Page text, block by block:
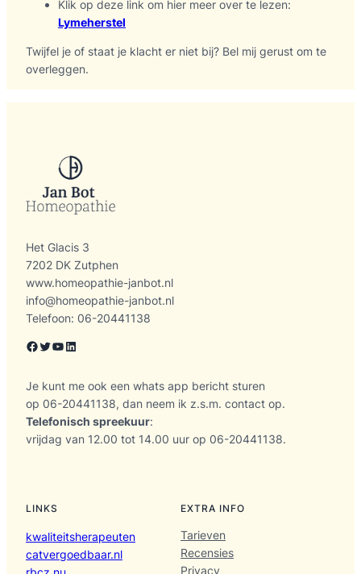
Klik op deze link om hier meer over te lezen:
Lymeherstel
Twijfel je of staat je klacht er niet bij? Bel mij gerust om te
overleggen.
Het Glacis 3
7202 DK Zutphen
www.homeopathie-janbot.nl
info@homeopathie-janbot.nl
Telefoon: 06-20441138
Facebook Twitter YouTube LinkedIn
Je kunt me ook een whats app bericht sturen
op 06-20441138, dan neem ik z.s.m. contact op.
Telefonisch spreekuur:
vrijdag van 12.00 tot 14.00 uur op 06-20441138.
LINKS
kwaliteitsherapeuten
catvergoedbaar.nl
EXTRA INFO
Tarieven
Recensies
Privacy